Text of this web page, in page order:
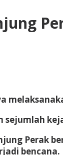
Perak
bencana.